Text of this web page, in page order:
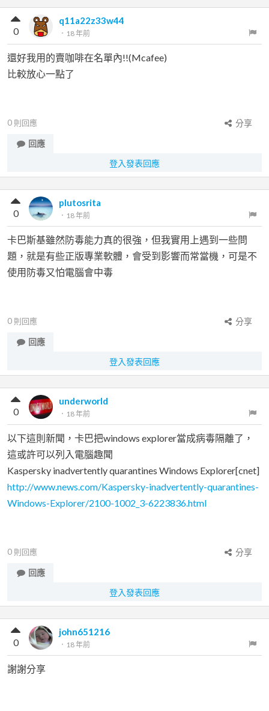
q11a22z33w44
． 18 年前
0
還好我用的賣咖啡在名單內!!(Mcafee)
比較放心一點了
0 則回應
分享
回應
登入發表回應
plutosrita
． 18 年前
0
卡巴斯基雖然防毒能力真的很強，但我實用上遇到一些問
題，就是有些正版專業軟體，會受到影響而常當機，可是不
使用防毒又怕電腦會中毒
0 則回應
分享
回應
登入發表回應
underworld
． 18 年前
0
以下這則新聞，卡巴把windows explorer當成病毒隔離了，
這或許可以列入電腦趣聞
Kaspersky inadvertently quarantines Windows Explorer[cnet]
http://www.news.com/Kaspersky-inadvertently-quarantines-
Windows-Explorer/2100-1002_3-6223836.html
0 則回應
分享
回應
登入發表回應
john651216
． 18 年前
0
謝謝分享